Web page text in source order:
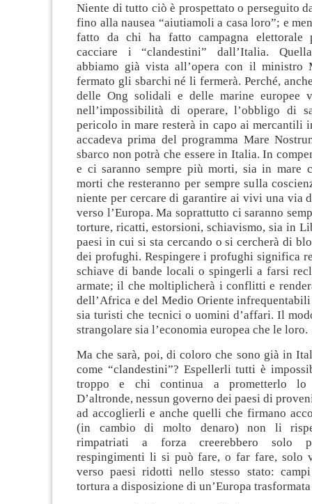
Niente di tutto ciò è prospettato o perseguito
fino alla nausea “aiutiamoli a casa loro”; e
fatto da chi ha fatto campagna elettorale
cacciare i “clandestini” dall’Italia.
abbiamo già vista all’opera con il ministro
fermato gli sbarchi né li fermerà. Perché,
delle Ong solidali e delle marine europee
nell’impossibilità di operare, l’obbligo di
pericolo in mare resterà in capo ai mercantili
accadeva prima del programma Mare
sbarco non potrà che essere in Italia. In
e ci saranno sempre più morti, sia in mare
morti che resteranno per sempre sulla
niente per cercare di garantire ai vivi una via
verso l’Europa. Ma soprattutto ci saranno
torture, ricatti, estorsioni, schiavismo, sia in
paesi in cui si sta cercando o si cercherà di
dei profughi. Respingere i profughi significa
schiave di bande locali o spingerli a farsi
armate; il che moltiplicherà i conflitti e
dell’Africa e del Medio Oriente
sia turisti che tecnici o uomini d’affari. Il
strangolare sia l’economia europea che le loro.
Ma che sarà, poi, di coloro che sono già in
come “clandestini”? Espellerli tutti è
troppo e chi continua a prometterlo lo
D’altronde, nessun governo dei paesi di
ad accoglierli e anche quelli che firmano
(in cambio di molto denaro) non li
rimpatriati a forza creerebbero solo
respingimenti li si può fare, o far fare, solo
verso paesi ridotti nello stesso stato:
tortura a disposizione di un’Europa